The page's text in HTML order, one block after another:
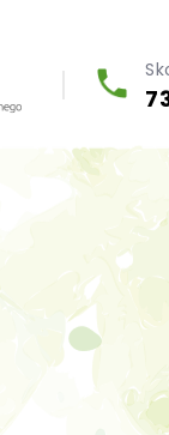
psychologa
(PL /